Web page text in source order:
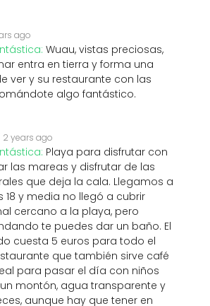
ago
Wuau, vistas preciosas,
entra en tierra y forma una
ver y su restaurante con las
algo fantástico.
2 years ago
Playa para disfrutar con
las mareas y disfrutar de las
que deja la cala. Llegamos a
18 y media no llegó a cubrir
cercano a la playa, pero
te puedes dar un baño. El
cuesta 5 euros para todo el
que también sirve café
para pasar el día con niños
montón, agua transparente y
aunque hay que tener en